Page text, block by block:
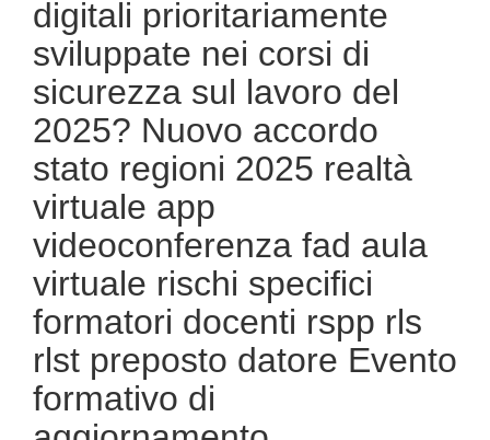
scuola bilaterale associazione
digitali prioritariamente
sviluppate nei corsi di
sicurezza sul lavoro del
2025? Nuovo accordo
stato regioni 2025 realtà
virtuale app
videoconferenza fad aula
virtuale rischi specifici
formatori docenti rspp rls
rlst preposto datore Evento
formativo di